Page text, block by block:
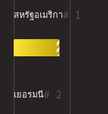
1
สหรัฐอเมริกา
2
เยอรมนี